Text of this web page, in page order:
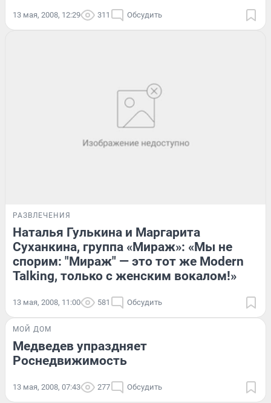
13 мая, 2008, 12:29 311 Обсудить
РАЗВЛЕЧЕНИЯ
Наталья Гулькина и Маргарита
Суханкина, группа «Мираж»: «Мы не
спорим: "Мираж" — это тот же Modern
Talking, только с женским вокалом!»
13 мая, 2008, 11:00 581 Обсудить
МОЙ ДОМ
Медведев упраздняет
Роснедвижимость
13 мая, 2008, 07:43 277 Обсудить